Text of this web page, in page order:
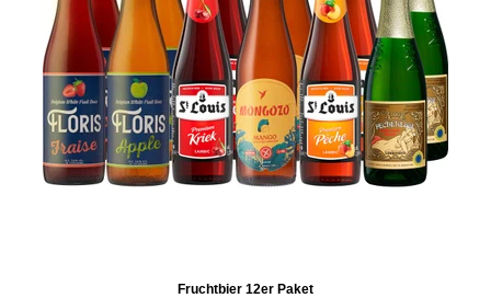
Fruchtbier 12er Paket